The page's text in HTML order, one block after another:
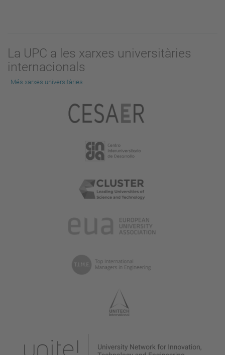
La UPC a les xarxes universitàries
internacionals
Més xarxes universitàries